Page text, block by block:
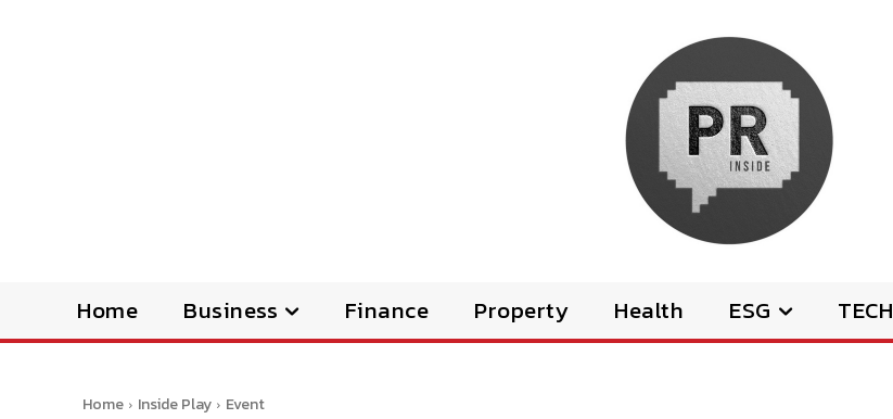
Home Business Finance Property Health ESG TECH
Home Inside Play Event